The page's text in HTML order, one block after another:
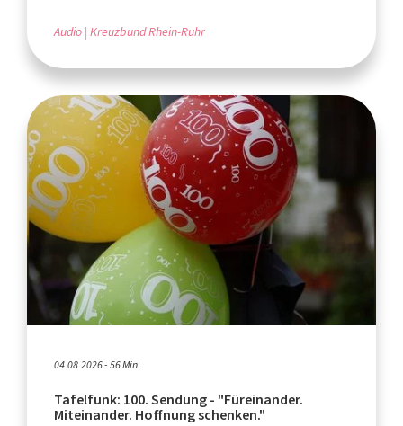
Audio Kreuzbund Rhein-Ruhr
04.08.2026 - 56 Min.
Tafelfunk: 100. Sendung - "Füreinander.
Miteinander. Hoffnung schenken."